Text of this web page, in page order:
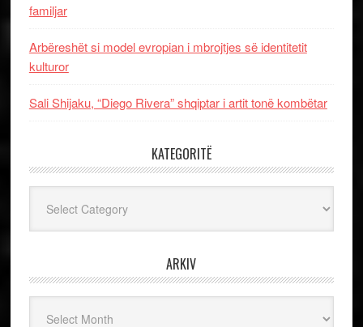
familjar
Arbëreshët si model evropian i mbrojtjes së identitetit
kulturor
Sali Shijaku, “Diego Rivera” shqiptar i artit tonë kombëtar
KATEGORITË
ARKIV